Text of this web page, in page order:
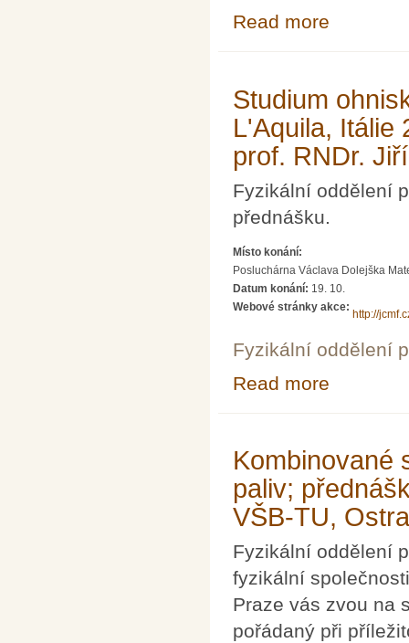
Read more
Studium
L'Aquila, Itálie
prof. RNDr.
Fyzikální oddělení
přednášku.
Místo konání:
Posluchárna Václava Dolejška
Datum konání: 19. 10.
Webové stránky akce:
http://
Fyzikální oddělení
Read more
Kombinované
paliv;
VŠB-TU,
Fyzikální oddělení
fyzikální
Praze vás zvou na
pořádaný při